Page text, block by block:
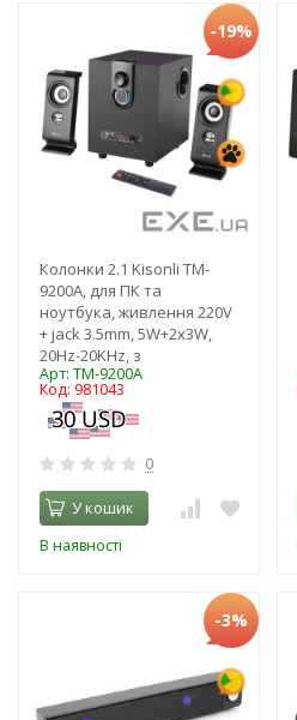
-19%
Колонки 2.1 Kisonli TM-
9200A, для ПК та
ноутбука, живлення 220V
+ jack 3.5mm, 5W+2x3W,
20Hz-20KHz, з
Арт: TM-9200A
Код: 981043
0
У кошик
В наявності
-3%